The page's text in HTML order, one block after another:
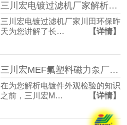
三川宏电镀过滤机厂家解析宁波余姚镇北工业园区的特点
三川宏电镀过滤机厂家川田环保昨
天为您讲解了长…
【详情】
三川宏MEF氟塑料磁力泵厂家解析电镀件外观检验的知识
在为您解析电镀件外观检验的知识
之前，三川宏M…
【详情】